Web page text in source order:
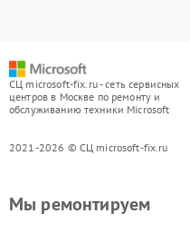
СЦ microsoft-fix.ru - сеть сервисных
центров в Москве по ремонту и
обслуживанию техники Microsoft
2021-2026 © СЦ microsoft-fix.ru
Мы ремонтируем